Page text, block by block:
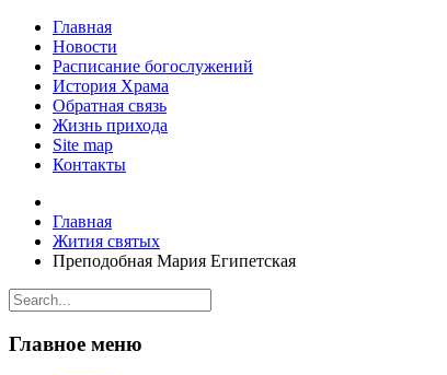
Главная
Новости
Расписание богослужений
История Храма
Обратная связь
Жизнь прихода
Site map
Контакты
Главная
Жития святых
Преподобная Мария Египетская
Главное меню